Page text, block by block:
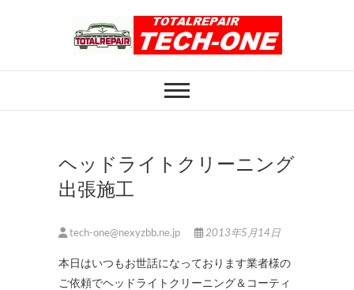
ホイール修理のト
ータルリペアテッ
クワン
ヘッドライトクリーニング
出張施工
tech-one@nexyzbb.ne.jp 2013年5月14日
本日はいつもお世話になっております業者様の
ご依頼でヘッドライトクリーニング＆コーティ